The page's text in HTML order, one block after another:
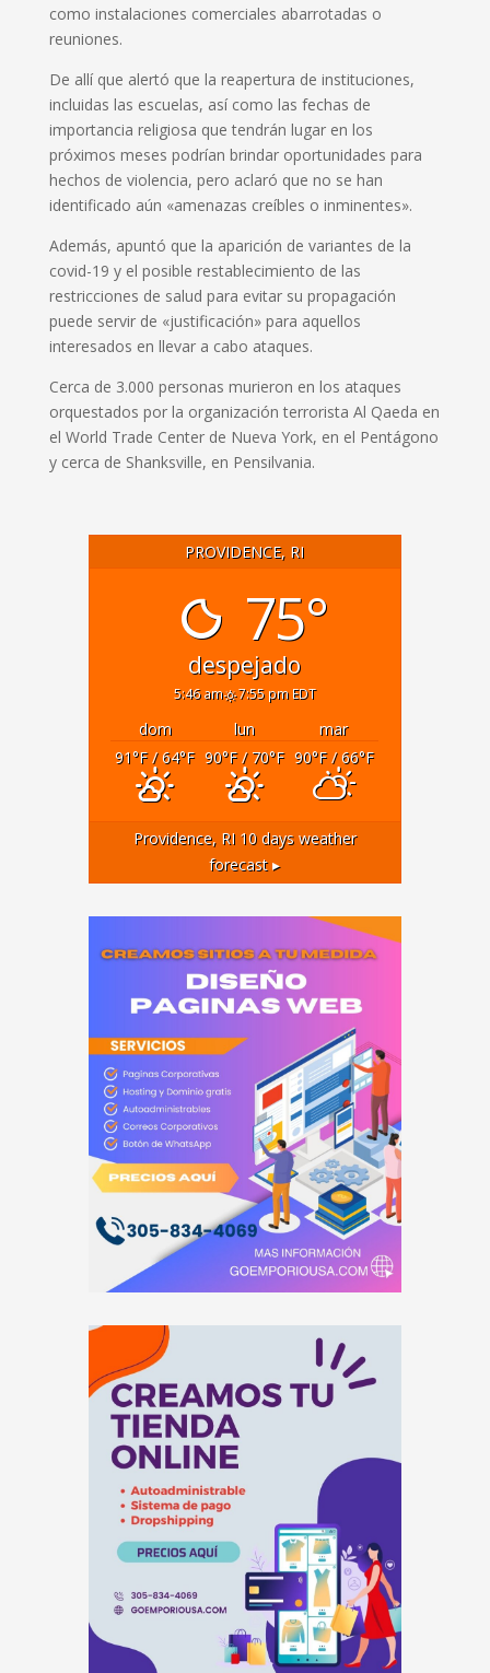
como instalaciones comerciales abarrotadas o
reuniones.
De allí que alertó que la reapertura de instituciones,
incluidas las escuelas, así como las fechas de
importancia religiosa que tendrán lugar en los
próximos meses podrían brindar oportunidades para
hechos de violencia, pero aclaró que no se han
identificado aún «amenazas creíbles o inminentes».
Además, apuntó que la aparición de variantes de la
covid-19 y el posible restablecimiento de las
restricciones de salud para evitar su propagación
puede servir de «justificación» para aquellos
interesados en llevar a cabo ataques.
Cerca de 3.000 personas murieron en los ataques
orquestados por la organización terrorista Al Qaeda en
el World Trade Center de Nueva York, en el Pentágono
y cerca de Shanksville, en Pensilvania.
PROVIDENCE, RI
75°
despejado
5:46 am 7:55 pm EDT
dom lun
mar
91°F/ 64°F 90°F/ 70°F 90°F/ 66°F
Providence, RI10 days weather
forecast ▸